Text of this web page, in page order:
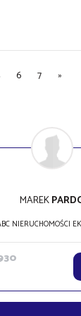
6 7 »
MAREK
NIERUCHOMOŚCI